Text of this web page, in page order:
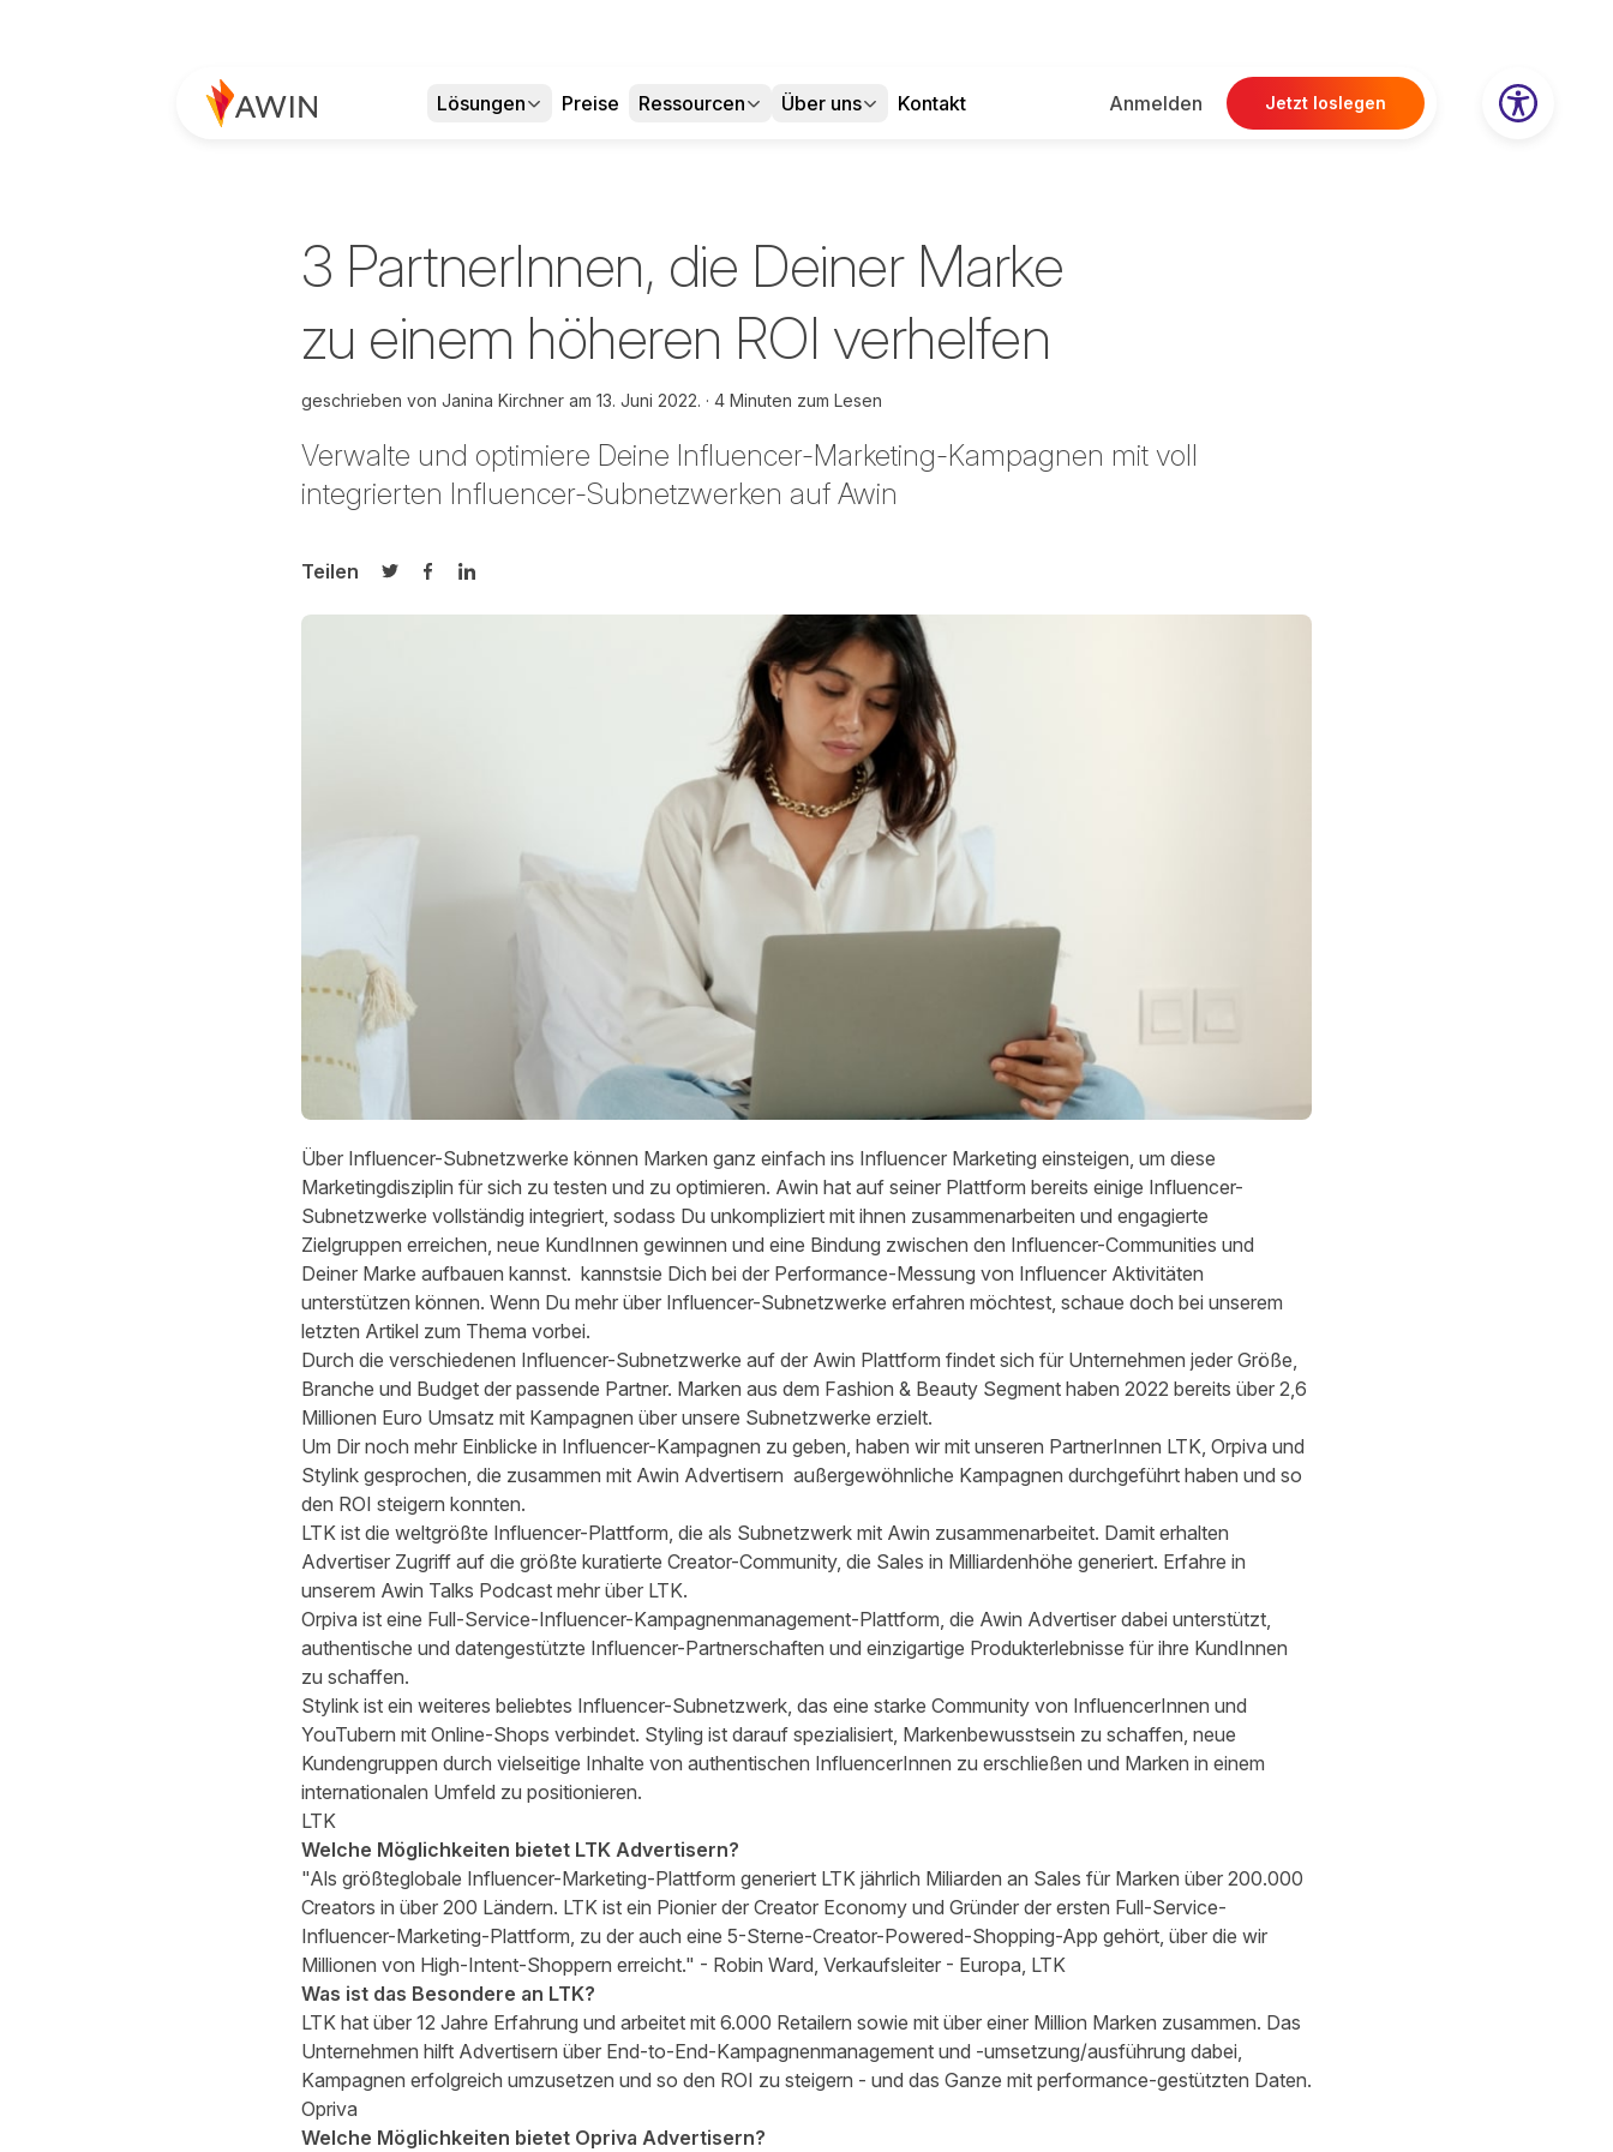
Lösungen Preise Ressourcen Über uns Kontakt Anmelden Jetzt loslegen
3 PartnerInnen, die Deiner Marke
zu einem höheren ROI verhelfen
geschrieben von Janina Kirchner am 13. Juni 2022. 4 Minuten zum Lesen
Verwalte und optimiere Deine Influencer-Marketing-Kampagnen mit voll
integrierten Influencer-Subnetzwerken auf Awin
Teilen
Auf Twitter teilen
Auf Facebook teilen
Auf LinkedIn teilen
Über Influencer-Subnetzwerke können Marken ganz einfach ins Influencer Marketing einsteigen, um diese
Marketingdisziplin für sich zu testen und zu optimieren. Awin hat auf seiner Plattform bereits einige Influencer-
Subnetzwerke vollständig integriert, sodass Du unkompliziert mit ihnen zusammenarbeiten und engagierte
Zielgruppen erreichen, neue KundInnen gewinnen und eine Bindung zwischen den Influencer-Communities und
Deiner Marke aufbauen kannst. kannstsie Dich bei der Performance-Messung von Influencer Aktivitäten
unterstützen können. Wenn Du mehr über Influencer-Subnetzwerke erfahren möchtest, schaue doch bei unserem
letzten Artikel zum Thema vorbei.
Durch die verschiedenen Influencer-Subnetzwerke auf der Awin Plattform findet sich für Unternehmen jeder Größe,
Branche und Budget der passende Partner. Marken aus dem Fashion & Beauty Segment haben 2022 bereits über 2,6
Millionen Euro Umsatz mit Kampagnen über unsere Subnetzwerke erzielt.
Um Dir noch mehr Einblicke in Influencer-Kampagnen zu geben, haben wir mit unseren PartnerInnen LTK, Orpiva und
Stylink gesprochen, die zusammen mit Awin Advertisern außergewöhnliche Kampagnen durchgeführt haben und so
den ROI steigern konnten.
LTKist die weltgrößte Influencer-Plattform, die als Subnetzwerk mit Awin zusammenarbeitet. Damit erhalten
Advertiser Zugriff auf die größte kuratierte Creator-Community, die Sales in Milliardenhöhe generiert. Erfahre in
unserem Awin Talks Podcast mehr über LTK.
Orpiva ist eine Full-Service-Influencer-Kampagnenmanagement-Plattform, die Awin Advertiser dabei unterstützt,
authentische und datengestützte Influencer-Partnerschaften und einzigartige Produkterlebnisse für ihre KundInnen
zu schaffen.
Stylinkist ein weiteres beliebtes Influencer-Subnetzwerk, das eine starke Community von InfluencerInnen und
YouTubern mit Online-Shops verbindet. Styling ist darauf spezialisiert, Markenbewusstsein zu schaffen, neue
Kundengruppen durch vielseitige Inhalte von authentischen InfluencerInnen zu erschließen und Marken in einem
internationalen Umfeld zu positionieren.
LTK
Welche Möglichkeiten bietet LTK Advertisern?
"Als größteglobale Influencer-Marketing-Plattform generiert LTK jährlich Miliarden an Sales für Marken über 200.000
Creators in über 200 Ländern. LTK ist ein Pionier der Creator Economy und Gründer der ersten Full-Service-
Influencer-Marketing-Plattform, zu der auch eine 5-Sterne-Creator-Powered-Shopping-App gehört, über die wir
Millionen von High-Intent-Shoppern erreicht." - Robin Ward, Verkaufsleiter - Europa, LTK
Was ist das Besondere an LTK?
LTK hat über 12 Jahre Erfahrung und arbeitet mit 6.000 Retailern sowie mit über einer Million Marken zusammen. Das
Unternehmen hilft Advertisern über End-to-End-Kampagnenmanagement und -umsetzung/ausführung dabei,
Kampagnen erfolgreich umzusetzen und so den ROI zu steigern - und das Ganze mit performance-gestützten Daten.
Opriva
Welche Möglichkeiten bietet Opriva Advertisern?